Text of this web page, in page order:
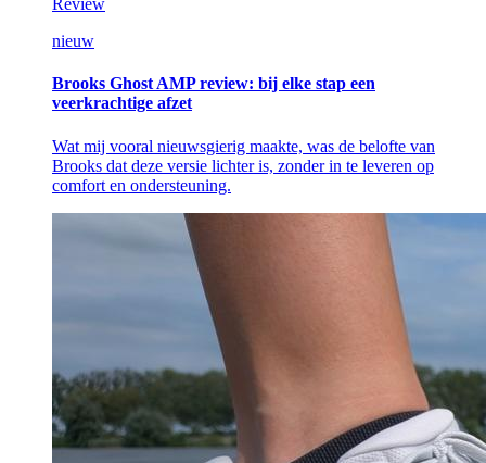
Review
nieuw
Brooks Ghost AMP review: bij elke stap een
veerkrachtige afzet
Wat mij vooral nieuwsgierig maakte, was de belofte van
Brooks dat deze versie lichter is, zonder in te leveren op
comfort en ondersteuning.